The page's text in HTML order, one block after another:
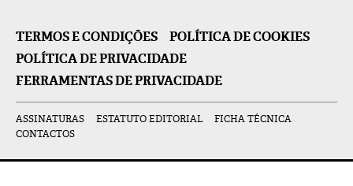
TERMOS E CONDIÇÕES
POLÍTICA DE COOKIES
POLÍTICA DE PRIVACIDADE
FERRAMENTAS DE PRIVACIDADE
ASSINATURAS ESTATUTO EDITORIAL
FICHA TÉCNICA
CONTACTOS